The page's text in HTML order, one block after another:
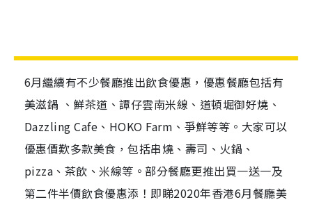
6月繼續有不少餐廳推出飲食優惠，優惠餐廳包括有
美滋鍋 、鮮茶道、譚仔雲南米線、道頓堀御好燒、
Dazzling Cafe、HOKO Farm、爭鮮等等。大家可以
優惠價歎多款美食，包括串燒、壽司、火鍋、
pizza、茶飲、米線等。部分餐廳更推出買一送一及
第二件半價飲食優惠添！即睇2020年香港6月餐廳美